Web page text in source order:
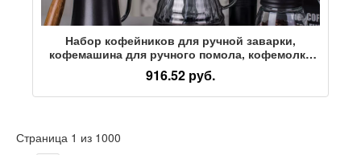
Набор кофейников для ручной заварки,
кофемашина для ручного помола, кофемолка
для ручной заварки с ручным приводом,
кофемолка с фильтром, полный комплект
кофемашины
916.52 руб.
Страница 1 из 1000